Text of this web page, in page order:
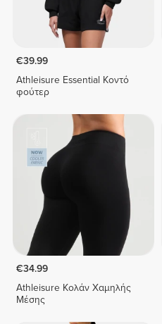
€39.99
Athleisure Essential Κοντό
φούτερ
€34.99
Athleisure Κολάν Χαμηλής
Μέσης